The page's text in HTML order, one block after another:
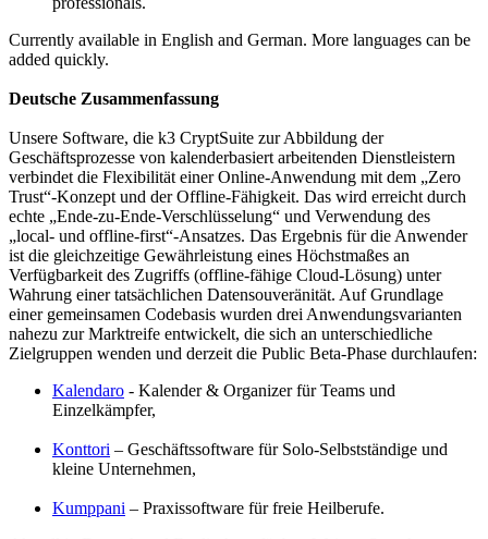
Currently available in English and German. More languages can be
added quickly.
Deutsche Zusammenfassung
Unsere Software, die k3 CryptSuite zur Abbildung der
Geschäftsprozesse von kalenderbasiert arbeitenden Dienstleistern
verbindet die Flexibilität einer Online-Anwendung mit dem „Zero
Trust“-Konzept und der Offline-Fähigkeit. Das wird erreicht durch
echte „Ende-zu-Ende-Verschlüsselung“ und Verwendung des
„local- und offline-first“-Ansatzes. Das Ergebnis für die Anwender
ist die gleichzeitige Gewährleistung eines Höchstmaßes an
Verfügbarkeit des Zugriffs (offline-fähige Cloud-Lösung) unter
Wahrung einer tatsächlichen Datensouveränität. Auf Grundlage
einer gemeinsamen Codebasis wurden drei Anwendungsvarianten
nahezu zur Marktreife entwickelt, die sich an unterschiedliche
Zielgruppen wenden und derzeit die Public Beta-Phase durchlaufen:
Kalendaro - Kalender & Organizer für Teams und
Einzelkämpfer,
Konttori – Geschäftssoftware für Solo-Selbstständige und
kleine Unternehmen,
Kumppani – Praxissoftware für freie Heilberufe.